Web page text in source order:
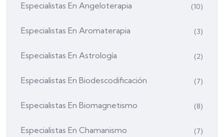
Especialistas En Angeloterapia (10)
Especialistas En Aromaterapia (3)
Especialistas En Astrología (2)
Especialistas En Biodescodificación (7)
Especialistas En Biomagnetismo (8)
Especialistas En Chamanismo (7)